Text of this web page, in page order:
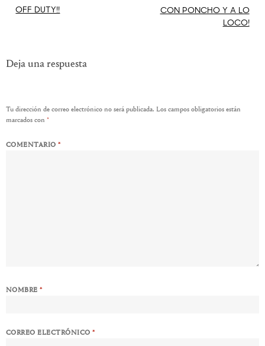
Navegación
OFF DUTY!!
CON PONCHO Y A LO
LOCO!
Deja una respuesta
Tu dirección de correo electrónico no será publicada. Los campos obligatorios están
marcados con *
COMENTARIO*
NOMBRE*
CORREO ELECTRÓNICO*